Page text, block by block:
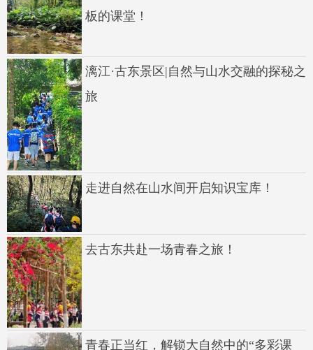
板的课堂！
漓江·古东景区|自然与山水交融的探秘之
旅
走进自然在山水间开启知识宝库！
去古东共赴一场青春之旅！
青春正当红，解锁大自然中的“多彩课